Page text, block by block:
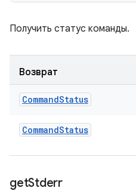
Получить статус команды.
Возврат
CommandStatus
CommandStatus
getStderr